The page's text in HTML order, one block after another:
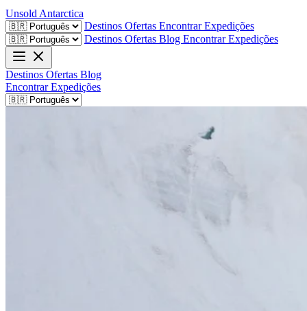
Unsold Antarctica
Destinos Ofertas Encontrar Expedições
Destinos Ofertas Blog Encontrar Expedições
Destinos Ofertas Blog
Encontrar Expedições